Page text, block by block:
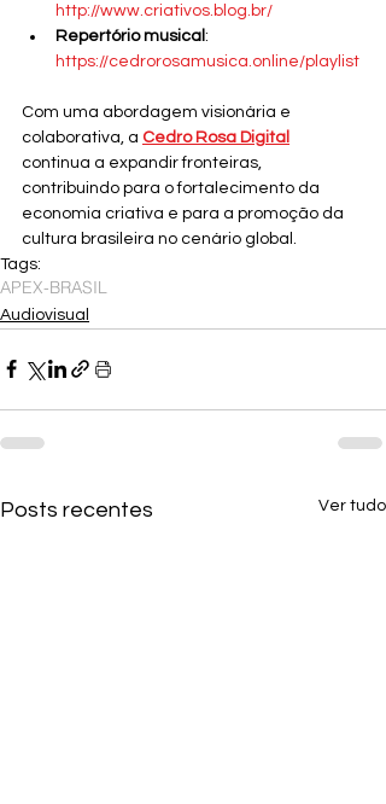
http://www.criativos.blog.br/
Repertório musical :
https://cedrorosamusica.online/playlist
Com uma abordagem visionária e
colaborativa, a Cedro Rosa Digital
continua a expandir fronteiras,
contribuindo para o fortalecimento da
economia criativa e para a promoção da
cultura brasileira no cenário global.
Tags:
APEX-BRASIL
Audiovisual
Posts recentes Ver tudo